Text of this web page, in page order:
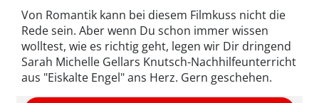
Von Romantik kann bei diesem Filmkuss nicht die
Rede sein. Aber wenn Du schon immer wissen
wolltest, wie es richtig geht, legen wir Dir dringend
Sarah Michelle Gellars Knutsch-Nachhilfeunterricht
aus "Eiskalte Engel" ans Herz. Gern geschehen.